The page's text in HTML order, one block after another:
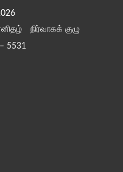
நிர்வாகக் குழு
5531